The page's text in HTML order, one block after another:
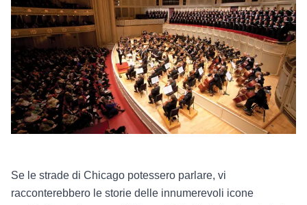
Se le strade di Chicago potessero parlare, vi
racconterebbero le storie delle innumerevoli icone